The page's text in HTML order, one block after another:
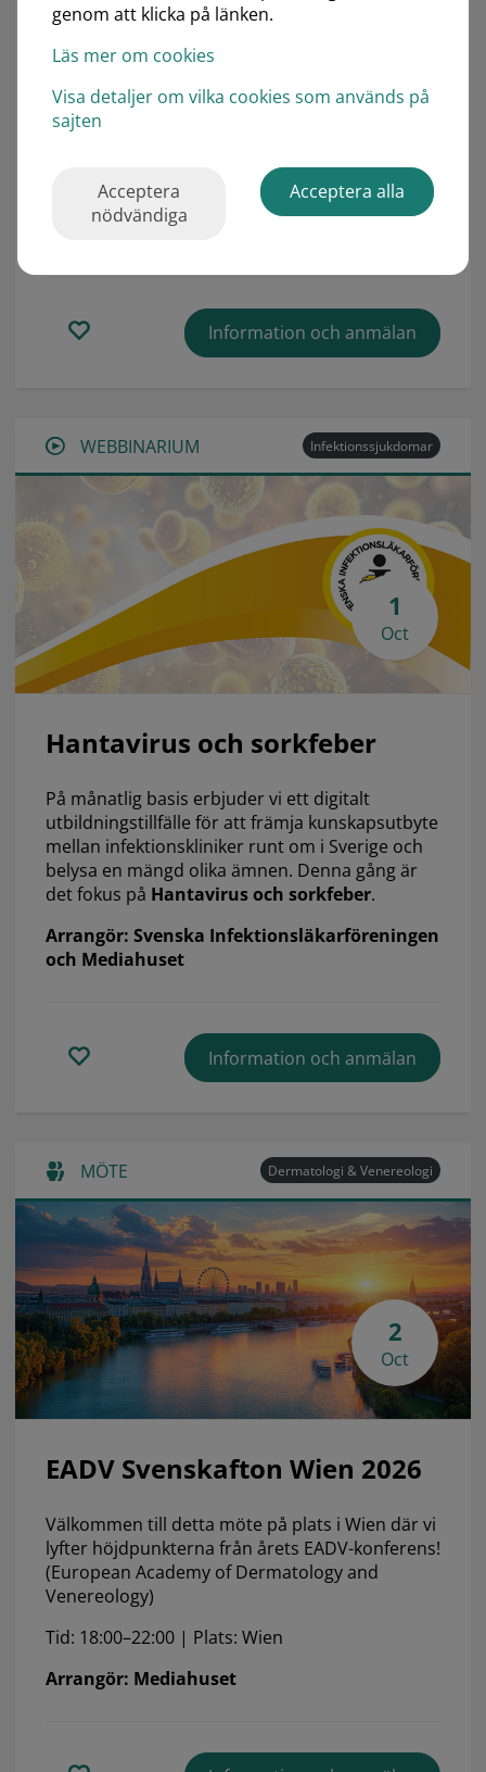
Conference 2026
edition of the Nordic HIV & Virology Conference!
Registration is now open.
Time: September 23, 10:00 AM – September 25,
4:00 PM | Location: Stockholm
Organizer: Mediahuset
Information och anmälan
WEBBINARIUM Infektionssjukdomar
1
Oct
Hantavirus och sorkfeber
På månatlig basis erbjuder vi ett digitalt
utbildningstillfälle för att främja kunskapsutbyte
mellan infektionskliniker runt om i Sverige och
belysa en mängd olika ämnen. Denna gång är
det fokus på Hantavirus och sorkfeber.
Arrangör: Svenska Infektionsläkarföreningen
och Mediahuset
Information och anmälan
MÖTE Dermatologi & Venereologi
2
Oct
EADV Svenskafton Wien 2026
Välkommen till detta möte på plats i Wien där vi
lyfter höjdpunkterna från årets EADV-konferens!
(European Academy of Dermatology and
Venereology)
Tid: 18:00–22:00 | Plats: Wien
Arrangör: Mediahuset
genom att klicka på länken.
Läs mer om cookies
Visa detaljer om vilka cookies som används på
sajten
Acceptera
nödvändiga
Acceptera alla